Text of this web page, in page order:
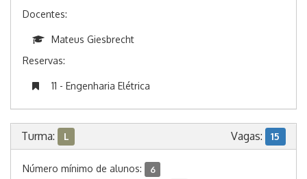
Docentes:
Mateus Giesbrecht
Reservas:
11 - Engenharia Elétrica
Turma: L Vagas: 15
Número mínimo de alunos: 6